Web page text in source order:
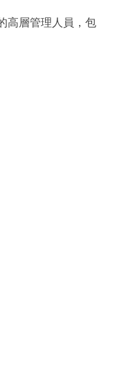
高層管理人員，包